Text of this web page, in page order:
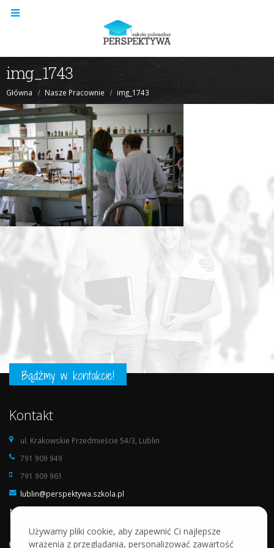
img_1743
Główna Nasze Pracownie img_1743
Bądźmy w kontakcie!
Kontakt
ul. Krakowskie Przedmieście 54/3, Lublin
791 909 949
791 909 961
lublin@perspektywa.szkola.pl
Nasza szkoła
Używamy pliki cookie, aby zapewnić Ci najlepsze
wrażenia z przeglądania, personalizować zawartość